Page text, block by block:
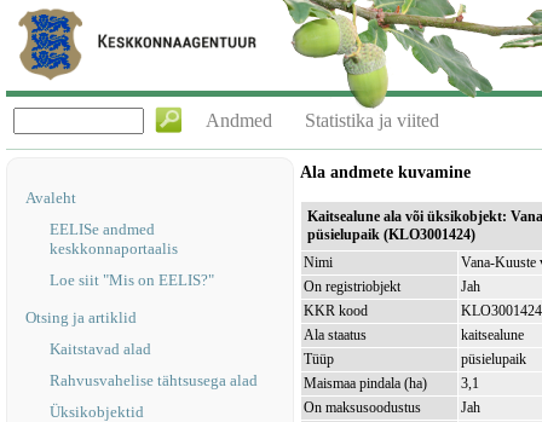
Andmed Statistika ja viited
Avaleht
EELISe andmed
keskkonnaportaalis
Loe siit "Mis on EELIS?"
Otsing ja artiklid
Kaitstavad alad
Rahvusvahelise tähtsusega alad
Üksikobjektid
Ala andmete kuvamine
Kaitsealune ala või üksikobjekt:
püsielupaik (KLO3001424)
Nimi
Vana-Kuuste
On registriobjekt
Jah
KKR kood
KLO3001424
Ala staatus
kaitsealune
Tüüp
püsielupaik
Maismaa pindala (ha)
3,1
On maksusoodustus
Jah